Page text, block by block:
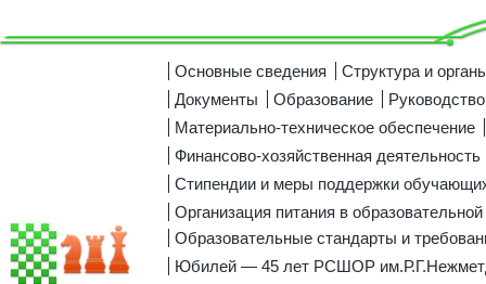
Основные сведения
Структура и
Документы
Образование
Руководство
Материально-техническое обеспечение
Финансово-хозяйственная деятельность
Стипендии и меры поддержки
Организация питания в образовательной
Образовательные стандарты и
Юбилей — 45 лет РСШОР